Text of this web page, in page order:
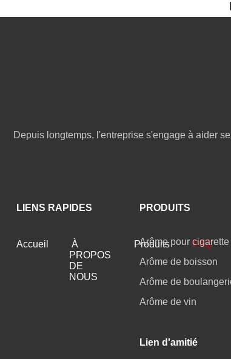
Depuis longtemps, l'entreprise s'engage à aider
LIENS RAPIDES
Accueil
À
PROPOS
DE
NOUS
Produits FAQ
PRODUITS
Arôme pour
Arôme de boisson
Arôme de
Arôme de vin
Lien d'amitié